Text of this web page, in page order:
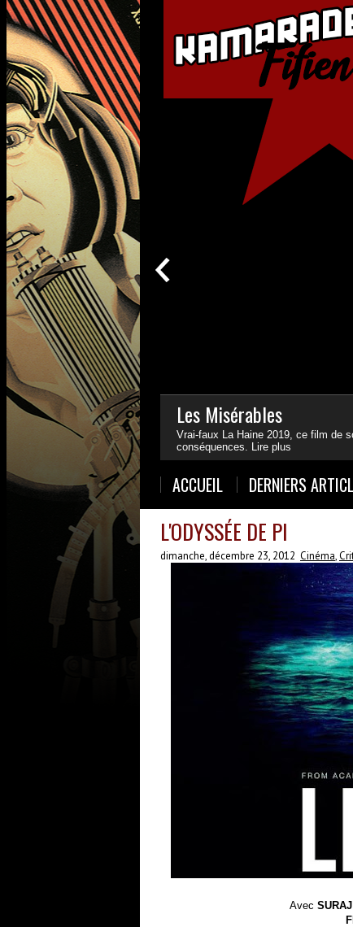
Les Misérables
Vrai-faux La Haine 2019, ce film de
conséquences. Lire plus
1 2
ACCUEIL DERNIERS
L'ODYSSÉE DE PI
dimanche, décembre 23, 2012 Cinéma,
Avec